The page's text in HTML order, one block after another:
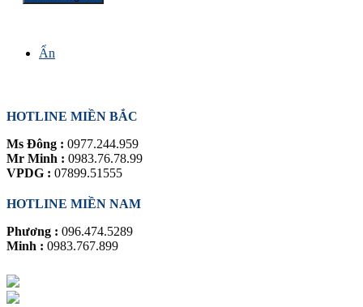
Ẩn
HOTLINE MIỀN BẮC
Ms Đông : 0977.244.959
Mr Minh : 0983.76.78.99
VPDG : 07899.51555
HOTLINE MIỀN NAM
Phương : 096.474.5289
Minh : 0983.767.899